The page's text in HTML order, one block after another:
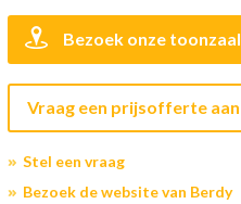
Bezoek onze toonzaal
Vraag een prijsofferte aan
Stel een vraag
Bezoek de website van Berdy